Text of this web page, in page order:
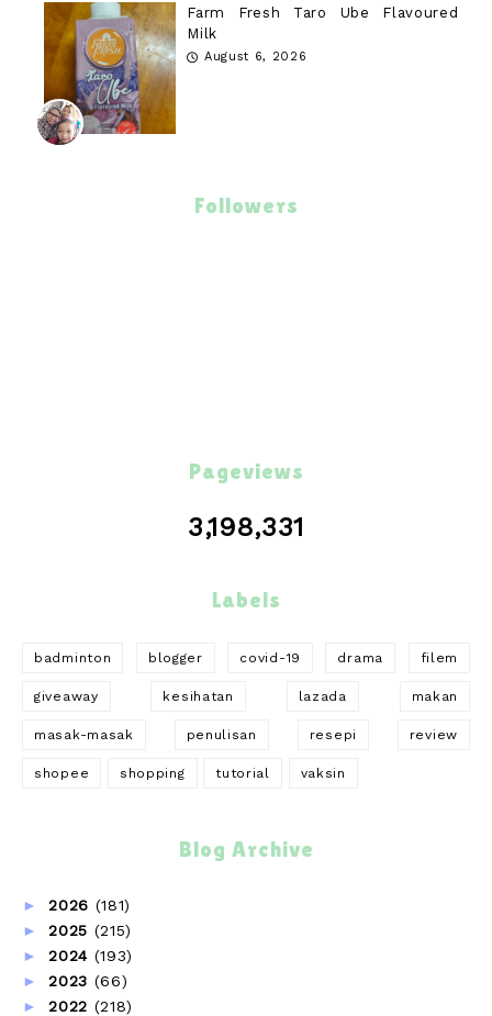
Farm Fresh Taro Ube Flavoured
Milk
August 6, 2026
Followers
Pageviews
3,198,331
Labels
badminton blogger covid-19 drama filem
giveaway kesihatan lazada makan
masak-masak penulisan resepi review
shopee shopping tutorial vaksin
Blog Archive
►2026 (181)
►2025 (215)
►2024 (193)
►2023 (66)
►2022 (218)